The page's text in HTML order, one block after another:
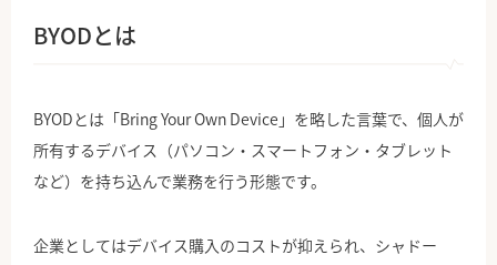
BYODとは
BYODとは「Bring Your Own Device」を略した言葉で、個人が
所有するデバイス（パソコン・スマートフォン・タブレット
など）を持ち込んで業務を行う形態です。
企業としてはデバイス購入のコストが抑えられ、シャドー